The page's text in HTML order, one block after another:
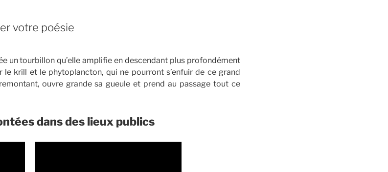
votre poésie
un tourbillon qu’elle amplifie en descendant plus profondément
le krill et le phytoplancton, qui ne pourront s’enfuir de ce grand
ouvre grande sa gueule et prend au passage tout ce
dans des lieux publics